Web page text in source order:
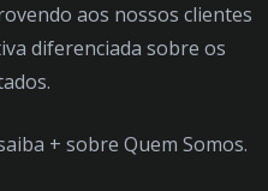
aos nossos clientes
diferenciada sobre os
+ sobre Quem Somos.